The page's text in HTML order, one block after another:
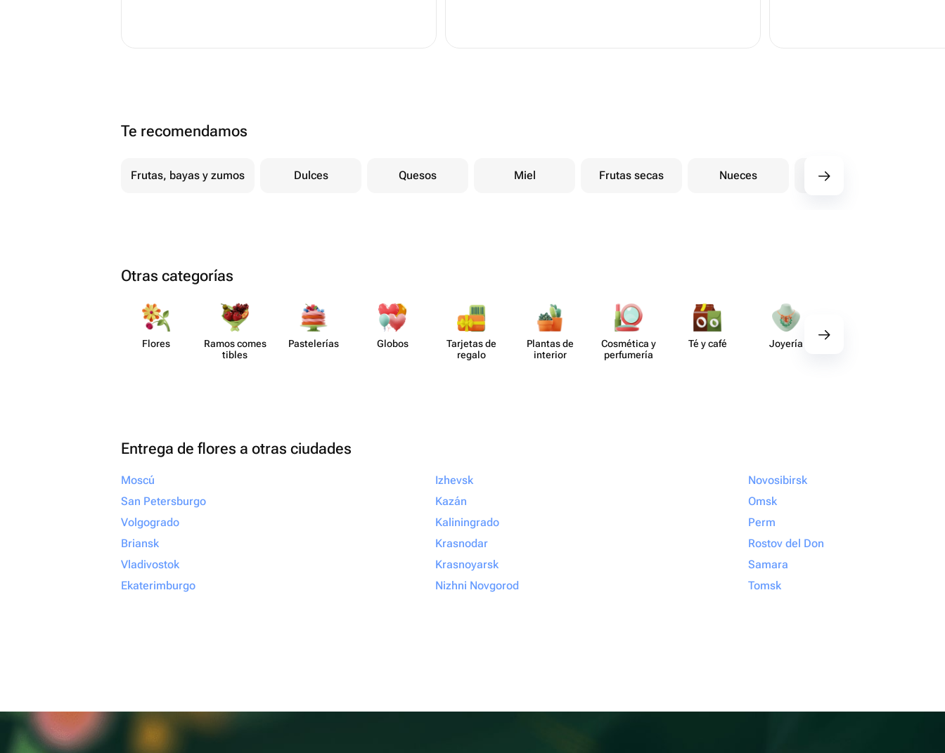
Te recomendamos
Frutas, bayas y zumos Dulces Quesos Miel Frutas secas Nueces Delicias de pescado
Otras categorías
Flores
Ramos comes​
tibles
Paste​lerías Globos
Tarjetas de
regalo
Plantas de
interior
Cosmética y
perf​umería
Té y café Joyería
Entrega de flores a otras ciudades
Moscú
San Petersburgo
Volgogrado
Briansk
Vladivostok
Ekaterimburgo
Izhevsk
Kazán
Kaliningrado
Krasnodar
Krasnoyarsk
Nizhni Novgorod
Novosibirsk
Omsk
Perm
Rostov del Don
Samara
Tomsk